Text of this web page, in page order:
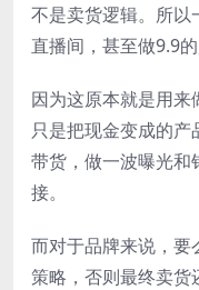
不是卖货逻辑。所以
直播间，甚至做9.9的
因为这原本就是用来
只是把现金变成的
带货，做一波曝光和
接。
而对于品牌来说，要
策略，否则最终卖货